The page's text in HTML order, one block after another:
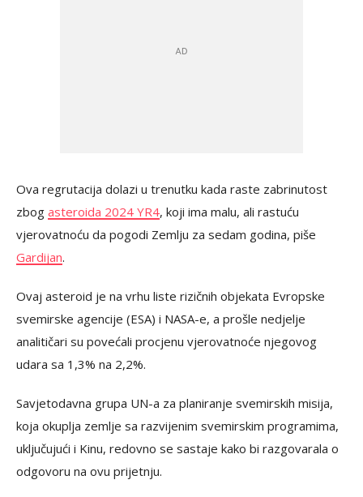
Ova regrutacija dolazi u trenutku kada raste zabrinutost
zbog asteroida 2024 YR4, koji ima malu, ali rastuću
vjerovatnoću da pogodi Zemlju za sedam godina, piše
Gardijan.
Ovaj asteroid je na vrhu liste rizičnih objekata Evropske
svemirske agencije (ESA) i NASA-e, a prošle nedjelje
analitičari su povećali procjenu vjerovatnoće njegovog
udara sa 1,3% na 2,2%.
Savjetodavna grupa UN-a za planiranje svemirskih misija,
koja okuplja zemlje sa razvijenim svemirskim programima,
uključujući i Kinu, redovno se sastaje kako bi razgovarala o
odgovoru na ovu prijetnju.